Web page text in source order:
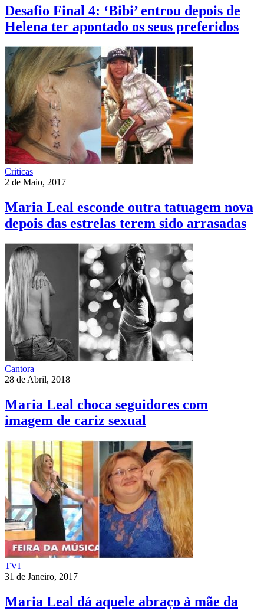
Desafio Final 4: ‘Bibi’ entrou depois de
Helena ter apontado os seus preferidos
Criticas
2 de Maio, 2017
Maria Leal esconde outra tatuagem nova
depois das estrelas terem sido arrasadas
Cantora
28 de Abril, 2018
Maria Leal choca seguidores com
imagem de cariz sexual
TVI
31 de Janeiro, 2017
Maria Leal dá aquele abraço à mãe da